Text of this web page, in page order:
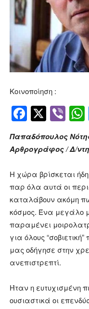
Κοινοποίηση :
Παπαδόπουλος
Αρθρογράφος / Δ/
Η χώρα βρίσκεται
παρ όλα αυτά οι
καταλάβουν ακόμη
κόσμος. Ένα μεγάλο
παραμένει
για όλους
μας οδήγησε στην
ανεπιστρεπτί.
Ήταν η ευτυχισμένη
ουσιαστικά οι